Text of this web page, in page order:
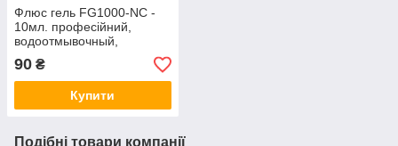
Флюс гель FG1000-NC -
10мл. професійний,
водоотмывочный,
водосмываемый
90 ₴
Купити
Подібні товари компанії